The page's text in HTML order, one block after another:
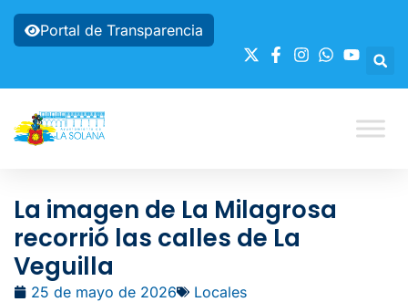
Portal de Transparencia
La imagen de La Milagrosa
recorrió las calles de La
Veguilla
25 de mayo de 2026 Locales